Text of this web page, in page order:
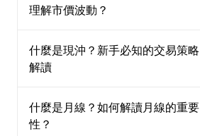
理解市價波動？
什麼是現沖？新手必知的交易策略
解讀
什麼是月線？如何解讀月線的重要
性？